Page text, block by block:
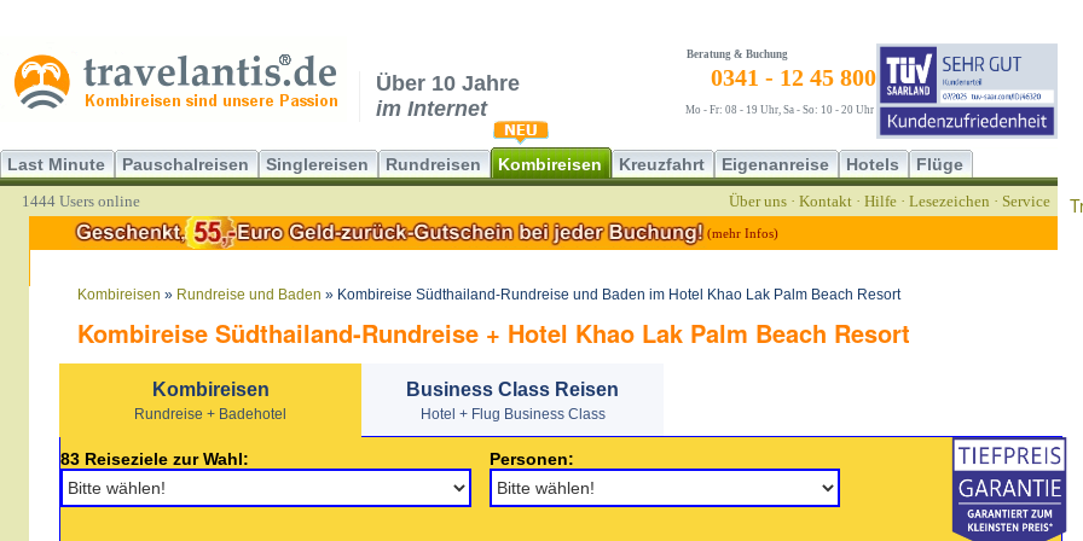
Über 10 Jahre
im Internet
Beratung & Buchung
0341 - 12 45 800
Mo - Fr: 08 - 19 Uhr, Sa - So: 10 - 20 Uhr
Last Minute Pauschalreisen Singlereisen Rundreisen Kombireisen Kreuzfahrt Eigenanreise Hotels Flüge
1444 Users online Über uns · Kontakt · Hilfe · Lesezeichen · Service
(mehr Infos)
Kombireisen » Rundreise und Baden » Kombireise Südthailand-Rundreise und Baden im Hotel Khao Lak Palm Beach Resort
Kombireise Südthailand-Rundreise + Hotel Khao Lak Palm Beach Resort
Kombireisen
Rundreise + Badehotel
Business Class Reisen
Hotel + Flug Business Class
83 Reiseziele zur Wahl: Personen: